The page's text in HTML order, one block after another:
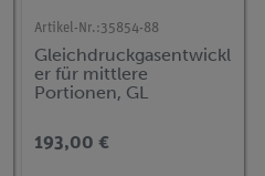
Artikel-Nr.:35854-88
Gleichdruckgasentwickl
er für mittlere
Portionen, GL
193,00 €